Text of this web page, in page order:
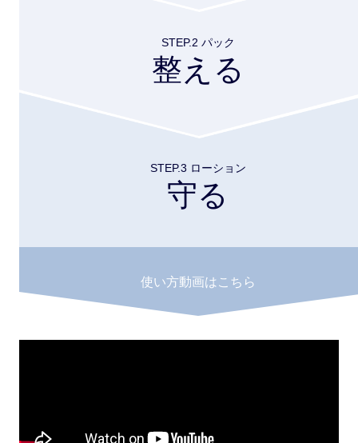
STEP.2 パック
整える
STEP.3 ローション
守る
使い方動画はこちら